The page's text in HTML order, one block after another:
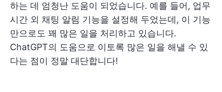
하는 데 엄청난 도움이 되었습니다. 예를 들어, 업무
시간 외 채팅 알림 기능을 설정해 두었는데, 이 기능
만으로도 꽤 많은 일을 처리하고 있습니다.
ChatGPT의 도움으로 이토록 많은 일을 해낼 수 있
다는 점이 정말 대단합니다!